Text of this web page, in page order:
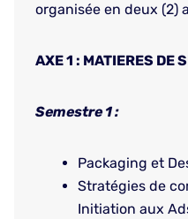
organisée en deux (2)
AXE 1 : MATIERES DE
Semestre 1 :
Packaging et
Stratégies de
Initiation aux